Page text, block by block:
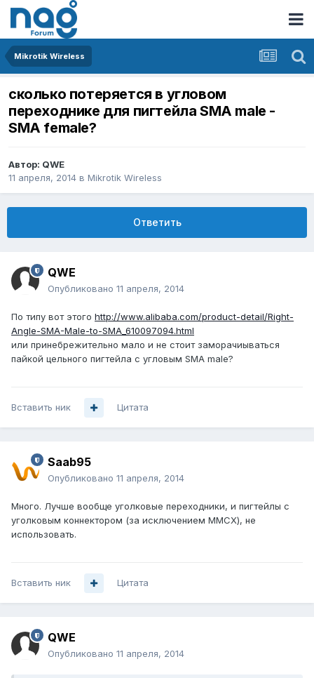
Mikrotik Wireless
сколько потеряется в угловом
переходнике для пигтейла SMA male -
SMA female?
Автор: QWE
11 апреля, 2014 в Mikrotik Wireless
Ответить
QWE
Опубликовано 11 апреля, 2014
По типу вот этого http://www.alibaba.com/product-detail/Right-
Angle-SMA-Male-to-SMA_610097094.html
или принебрежительно мало и не стоит заморачиываться
пайкой цельного пигтейла с угловым SMA male?
Вставить ник Цитата
Saab95
Опубликовано 11 апреля, 2014
Много. Лучше вообще уголковые переходники, и пигтейлы с
уголковым коннектором (за исключением MMCX), не
использовать.
Вставить ник Цитата
QWE
Опубликовано 11 апреля, 2014